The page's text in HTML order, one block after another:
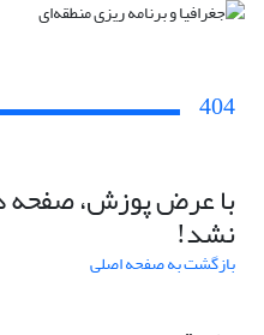
404
با عرض پوزش، صفحه
نشد!
بازگشت به صفحه اصلی